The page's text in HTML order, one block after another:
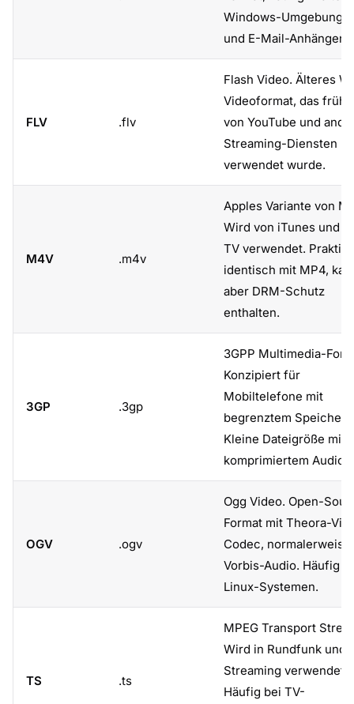
Windows-
und E-Mail-Anhängen.
FLV .flv
Flash Video. Älteres
Videoformat, das
von YouTube und
Streaming-Diensten
verwendet wurde.
M4V .m4v
Apples Variante von
Wird von iTunes und
TV verwendet.
identisch mit MP4,
aber DRM-Schutz
enthalten.
3GP .3gp
3GPP Multimedia-
Konzipiert für
Mobiltelefone mit
begrenztem Speicher.
Kleine Dateigröße mit
komprimiertem Audio.
OGV .ogv
Ogg Video. Open-
Format mit Theora-
Codec, normalerweise
Vorbis-Audio. Häufig
Linux-Systemen.
TS .ts
MPEG Transport
Wird in Rundfunk und
Streaming verwendet.
Häufig bei TV-